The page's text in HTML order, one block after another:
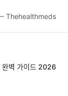
Thehealthmeds
벽 가이드 2026